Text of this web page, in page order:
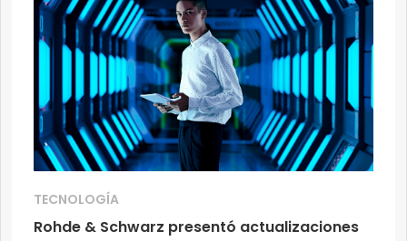
TECNOLOGÍA
Rohde & Schwarz presentó actualizaciones